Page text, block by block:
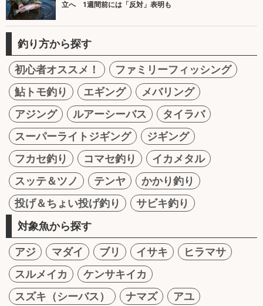
立へ 1週間前には「反対」表明も
釣り方から探す
初心者オススメ！
ファミリーフィッシング
鮎トモ釣り
エギング
メバリング
アジング
ルアーシーバス
タイラバ
スーパーライトジギング
ジギング
フカセ釣り
コマセ釣り
イカメタル
スッテ＆ツノ
テンヤ
かかり釣り
投げ＆ちょい投げ釣り
サビキ釣り
対象魚から探す
アジ マダイ ブリ イサキ
ヒラマサ
スルメイカ
ケンサキイカ
スズキ（シーバス）
ナマズ
アユ